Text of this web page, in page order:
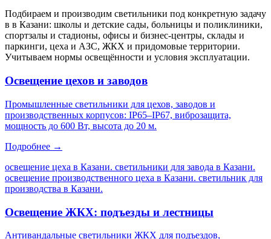
Подбираем и производим светильники под конкретную задачу
в в Казани: школы и детские сады, больницы и поликлиники,
спортзалы и стадионы, офисы и бизнес-центры, склады и
паркинги, цеха и АЗС, ЖКХ и придомовые территории.
Учитываем нормы освещённости и условия эксплуатации.
Освещение цехов и заводов
Промышленные светильники для цехов, заводов и
производственных корпусов: IP65–IP67, виброзащита,
мощность до 600 Вт, высота до 20 м.
Подробнее →
освещение цеха в Казани. светильники для завода в Казани.
освещение производственного цеха в Казани. светильник для
производства в Казани.
Освещение ЖКХ: подъезды и лестницы
Антивандальные светильники ЖКХ для подъездов,